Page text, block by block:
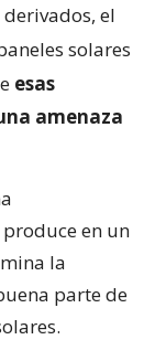
el
solares
esas
amenaza
en un
la
parte de